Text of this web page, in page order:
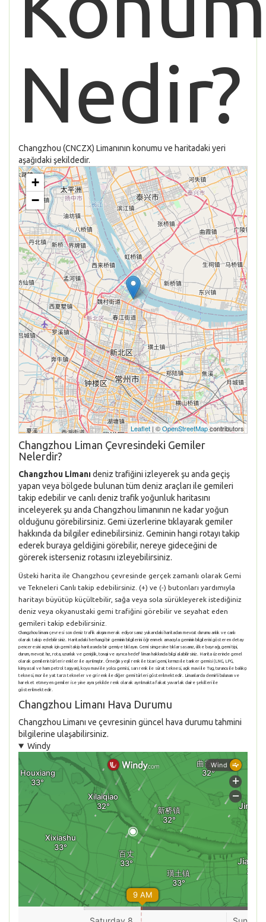
Nedir?
Changzhou (CNCZX) Limanının konumu ve haritadaki yeri
aşağıdaki şekildedir.
+
−
Leaflet | ©OpenStreetMapcontributors
Changzhou Liman Çevresindeki Gemiler
Nelerdir?
Changzhou Limanıdeniz trafiğini izleyerek şu anda geçiş
yapan veya bölgede bulunan tüm deniz araçları ile gemileri
takip edebilir ve canlı deniz trafik yoğunluk haritasını
inceleyerek şu anda Changzhou limanının ne kadar yoğun
olduğunu görebilirsiniz. Gemi üzerlerine tıklayarak gemiler
hakkında da bilgiler edinebilirsiniz. Geminin hangi rotayı takip
ederek buraya geldiğini görebilir, nereye gideceğini de
görerek isterseniz rotasını izleyebilirsiniz.
Üsteki harita ile Changzhou çevresinde gerçek zamanlı olarak Gemi
ve Tekneleri Canlı takip edebilirsiniz. (+) ve (-) butonları yardımıyla
haritayı büyütüp küçültebilir, sağa veya sola sürükleyerek istediğiniz
deniz veya okyanustaki gemi trafiğini görebilir ve seyahat eden
gemileri takip edebilirsiniz.
Changzhou limanı çevresi son deniz trafik akışını merak ediyorsanız yukarıdaki haritadan mevcut durumu anlık ve canlı
olarak takip edebilirsiniz. Haritadaki herhangi bir geminin bilgilerini öğrenmek amacıyla geminin bilgilerini gösteren detay
penceresini açmak için gemi takip haritasında bir gemiye tıklayın. Gemi simgesine tıklarsasanız, ülke bayrağı, gemi tipi,
durum, mevcut hız, rota, uzunluk ve genişlik, tonajı ve ayrıca hedef liman hakkında bilgi alabilirsiniz. Harita üzerinde genel
olarak gemilerin türleri renkler ile ayrılmıştır. Örneğin yeşil renk ile ticari gemi, kırmızı ile tanker gemisi (LNG, LPG,
kimyasal ve ham petrol taşıyan), koyu mavi ile yolcu gemisi, sarı renk ile sürat teknesi, açık mavi ile Tug, turuncu ile balıkçı
teknesi, mor ile yat tarzı tekneler ve gri renk ile diğer gemi türleri gösterilmektedir. Limanlarda demirli bulunan ve
hareket etmeyen gemiler ise yine aynı şekilde renk olarak ayrılmakta fakat yuvarlak daire şekilleri ile
gösterilmektedir.
Changzhou Limanı Hava Durumu
Changzhou Limanı ve çevresinin güncel hava durumu tahmini
bilgilerine ulaşabilirsiniz.
Windy